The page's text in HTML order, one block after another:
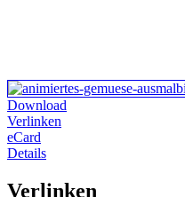
Download
Verlinken
eCard
Details
Verlinken